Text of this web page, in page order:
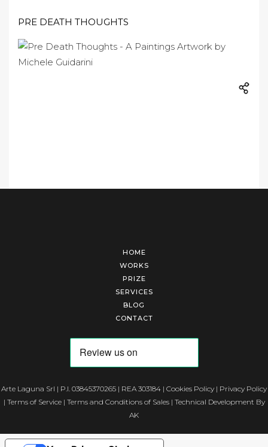
PRE DEATH THOUGHTS
HOME
WORKS
PRIZE
SERVICES
BLOG
CONTACT
Arte Laguna Srl | P.I. 03845370265 | REA 303184 | Cookies Policy | Privacy Policy
| Terms of Service| Terms and Conditions of Sales| Technical Development By
AK